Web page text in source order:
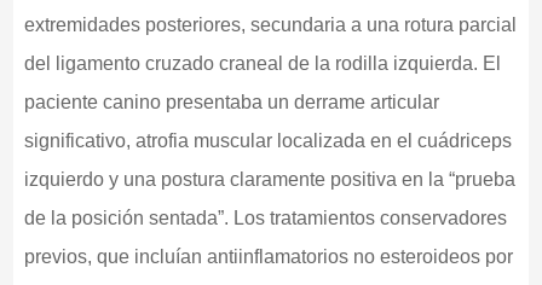
extremidades posteriores, secundaria a una rotura parcial
del ligamento cruzado craneal de la rodilla izquierda. El
paciente canino presentaba un derrame articular
significativo, atrofia muscular localizada en el cuádriceps
izquierdo y una postura claramente positiva en la “prueba
de la posición sentada”. Los tratamientos conservadores
previos, que incluían antiinflamatorios no esteroideos por